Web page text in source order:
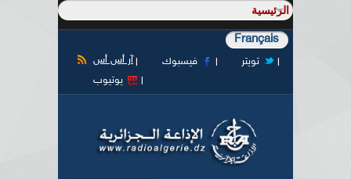
Français
آر أس أس فيسبوك
تويتر
يوتيوب